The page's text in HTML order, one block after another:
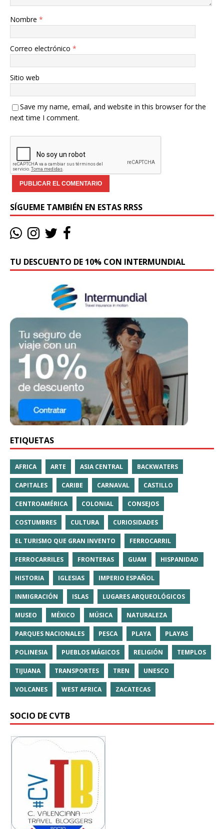
Nombre *
Correo electrónico *
Sitio web
Save my name, email, and website in this browser for the
next time I comment.
SÍGUEME TAMBIÉN EN ESTAS RRSS
TU DESCUENTO DE 10% CON INTERMUNDIAL
ETIQUETAS
AFRICA ARTE ASIA CENTRAL BACKWATERS
CAPITALES CARIBE CARNAVAL CASTILLO
CENTROAMÉRICA COLONIAL CONSEJOS
COSTUMBRES CULTURA CURIOSIDADES
EL TURISMO QUE GRAN INVENTO FERROCARRIL
FERROCARRILES FRONTERAS GUAM HISPANIDAD
HISTORIA IGLESIAS IMPERIO ESPAÑOL
INMIGRACIÓN ISLAS LUGARES ARQUEOLÓGICOS
MUSEO MÉXICO MÚSICA NATURALEZA
PARQUES NACIONALES PESCA PLAYA PLAYAS
POLINESIA PUEBLOS MÁGICOS RELIGIÓN TEMPLOS
TIJUANA TRANSPORTES TREN UNESCO
VOLCANES WEST AFRICA ZACATECAS
SOCIO DE CVTB